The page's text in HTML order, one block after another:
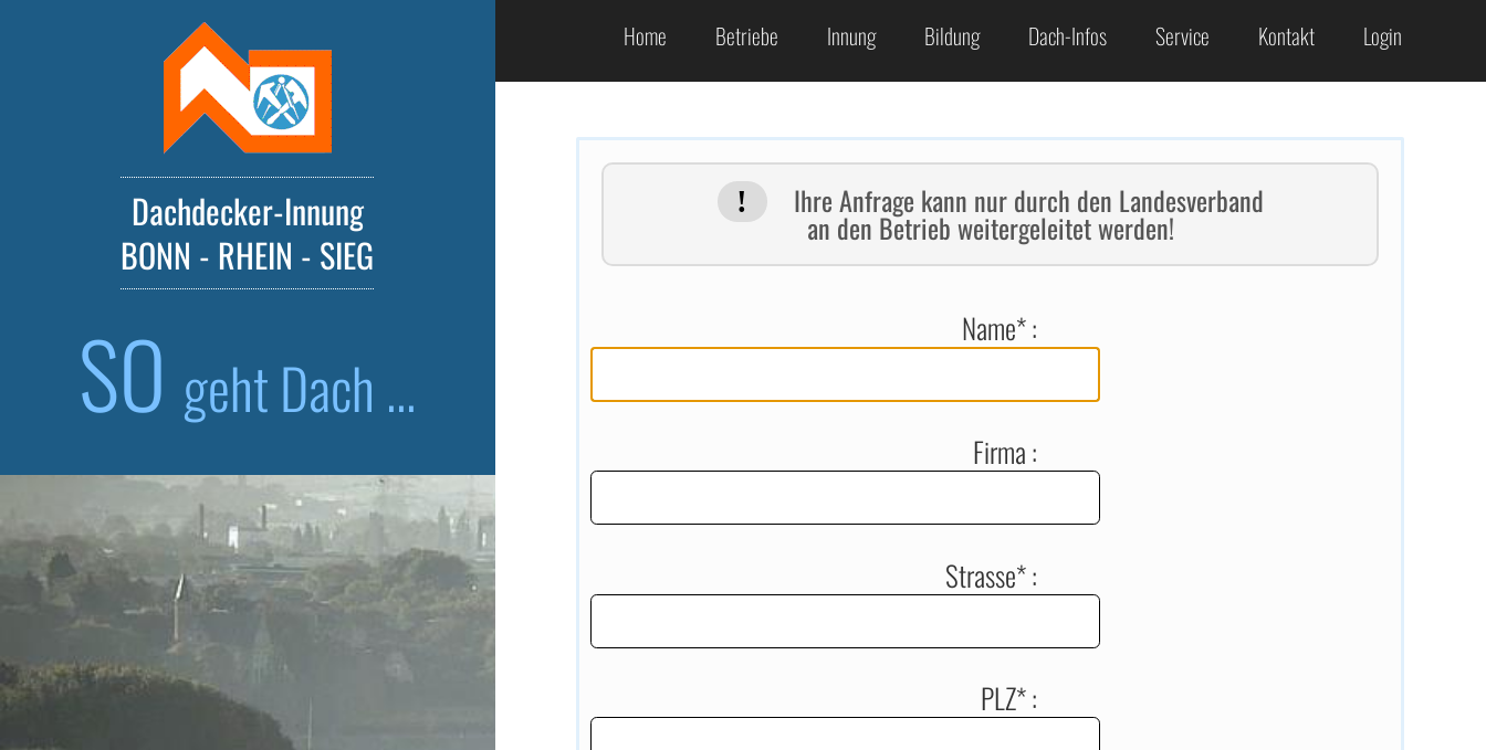
Dachdecker-Innung
BONN - RHEIN - SIEG
SO geht Dach ...
Home Betriebe Innung Bildung Dach-Infos Service Kontakt Login
Ihre Anfrage kann nur durch den Landesverband
an den Betrieb weitergeleitet werden!
Name* :
Firma :
Strasse* :
PLZ* :